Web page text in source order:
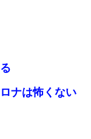
ナは怖くない